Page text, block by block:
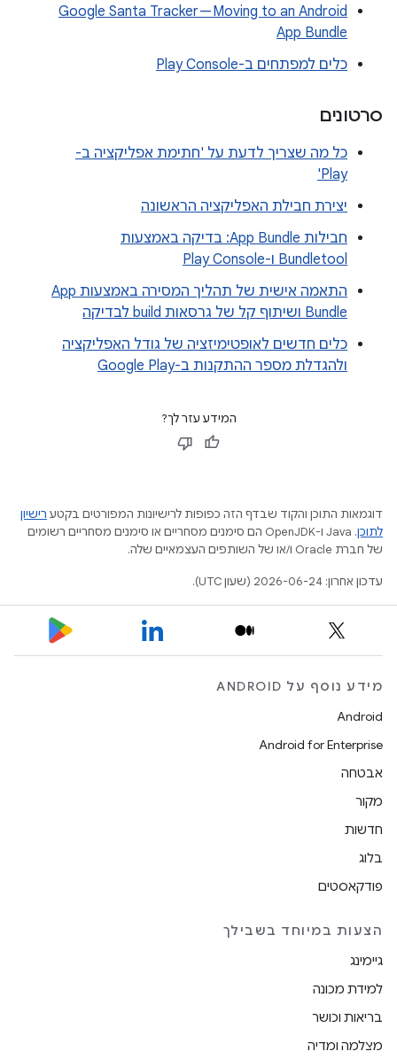
Google Santa Tracker — Moving to an Android
App Bundle
כלים למפתחים ב-Play Console
סרטונים
כל מה שצריך לדעת על 'חתימת אפליקציה ב-
Play'
יצירת חבילת האפליקציה הראשונה
חבילות App Bundle: בדיקה באמצעות
Bundletool ו-Play Console
התאמה אישית של תהליך המסירה באמצעות App
Bundle ושיתוף קל של גרסאות build לבדיקה
כלים חדשים לאופטימיזציה של גודל האפליקציה
ולהגדלת מספר ההתקנות ב-Google Play
המידע עזר לך?
דוגמאות התוכן והקוד שבדף הזה כפופות לרישיונות המפורטים בקטע רישיון
לתוכן
.‏ Java ו-OpenJDK הם סימנים מסחריים או סימנים מסחריים רשומים
של חברת Oracle ו/או של השותפים העצמאיים שלה.
עדכון אחרון: 2026-06-24 (שעון UTC).
מידע נוסף על ANDROID
Android
Android for Enterprise
אבטחה
מקור
חדשות
בלוג
פודקאסטים
הצעות במיוחד בשבילך
גיימינג
למידת מכונה
בריאות וכושר
מצלמה ומדיה